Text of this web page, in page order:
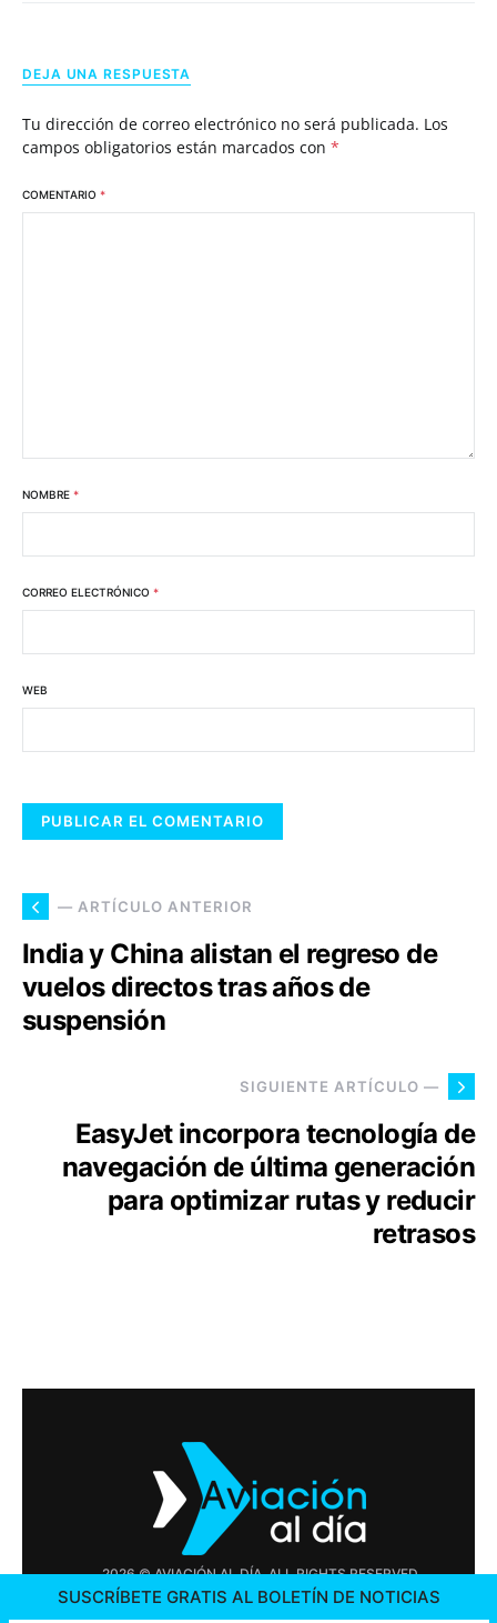
DEJA UNA RESPUESTA
Tu dirección de correo electrónico no será publicada. Los
campos obligatorios están marcados con *
COMENTARIO *
NOMBRE *
CORREO ELECTRÓNICO *
WEB
— ARTÍCULO ANTERIOR
India y China alistan el regreso de
vuelos directos tras años de
suspensión
SIGUIENTE ARTÍCULO —
EasyJet incorpora tecnología de
navegación de última generación
para optimizar rutas y reducir
retrasos
2026 © AVIACIÓN AL DÍA. ALL RIGHTS RESERVED
SUSCRÍBETE GRATIS AL BOLETÍN DE NOTICIAS